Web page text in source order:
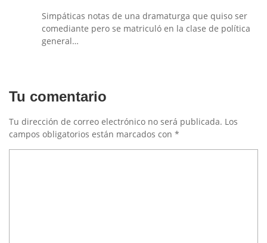
Simpáticas notas de una dramaturga que quiso ser
comediante pero se matriculó en la clase de política
general…
Tu comentario
Tu dirección de correo electrónico no será publicada. Los
campos obligatorios están marcados con *